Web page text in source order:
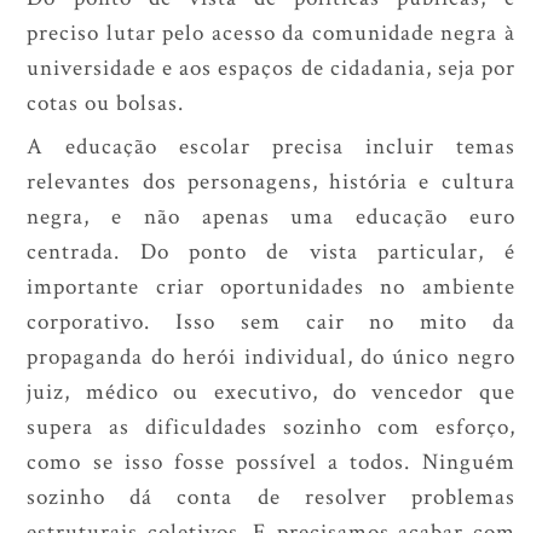
preciso lutar pelo acesso da comunidade negra à
universidade e aos espaços de cidadania, seja por
cotas ou bolsas.
A educação escolar precisa incluir temas
relevantes dos personagens, história e cultura
negra, e não apenas uma educação euro
centrada. Do ponto de vista particular, é
importante criar oportunidades no ambiente
corporativo. Isso sem cair no mito da
propaganda do herói individual, do único negro
juiz, médico ou executivo, do vencedor que
supera as dificuldades sozinho com esforço,
como se isso fosse possível a todos. Ninguém
sozinho dá conta de resolver problemas